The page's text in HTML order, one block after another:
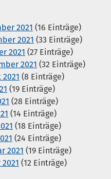
2021 (16 Einträge)
2021 (33 Einträge)
2021 (27 Einträge)
2021 (32 Einträge)
2021 (8 Einträge)
(19 Einträge)
(28 Einträge)
(14 Einträge)
(18 Einträge)
(24 Einträge)
2021 (19 Einträge)
(12 Einträge)